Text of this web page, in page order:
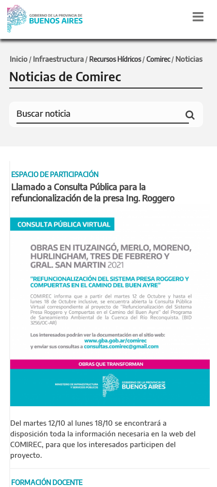
Inicio / Infraestructura / Recursos Hídricos/Comirec/ Noticias
Noticias de Comirec
ESPACIO DE PARTICIPACIÓN
Llamado a Consulta Pública para la
refuncionalización de la presa Ing. Roggero
Del martes 12/10 al lunes 18/10 se encontrará a
disposición toda la información necesaria en la web del
COMIREC, para que los interesados participen del
proyecto.
FORMACIÓN DOCENTE